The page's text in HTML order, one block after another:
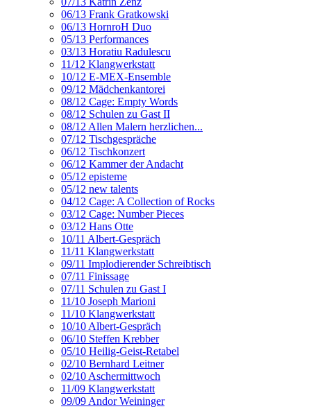
06/13 Frank Gratkowski
06/13 HornroH Duo
05/13 Performances
03/13 Horatiu Radulescu
11/12 Klangwerkstatt
10/12 E-MEX-Ensemble
09/12 Mädchenkantorei
08/12 Cage: Empty Words
08/12 Schulen zu Gast II
08/12 Allen Malern herzlichen...
07/12 Tischgespräche
06/12 Tischkonzert
06/12 Kammer der Andacht
05/12 episteme
05/12 new talents
04/12 Cage: A Collection of Rocks
03/12 Cage: Number Pieces
03/12 Hans Otte
10/11 Albert-Gespräch
11/11 Klangwerkstatt
09/11 Implodierender Schreibtisch
07/11 Finissage
07/11 Schulen zu Gast I
11/10 Joseph Marioni
11/10 Klangwerkstatt
10/10 Albert-Gespräch
06/10 Steffen Krebber
05/10 Heilig-Geist-Retabel
02/10 Bernhard Leitner
02/10 Aschermittwoch
11/09 Klangwerkstatt
09/09 Andor Weininger